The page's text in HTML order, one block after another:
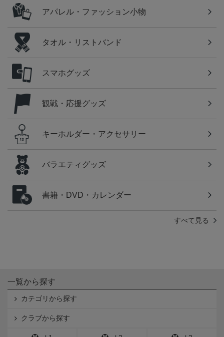
アパレル・ファッション小物
タオル・リストバンド
スマホグッズ
観戦・応援グッズ
キーホルダー・アクセサリー
バラエティグッズ
書籍・DVD・カレンダー
すべて見る
一覧から探す
カテゴリから探す
クラブから探す